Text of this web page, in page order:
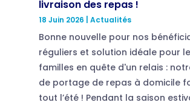
livraison des repas !
18 Juin 2026 Actualités
Bonne nouvelle pour nos
réguliers et solution idéale pour
familles en quête d'un relais :
de portage de repas à domicile
tout l’été ! Pendant la saison